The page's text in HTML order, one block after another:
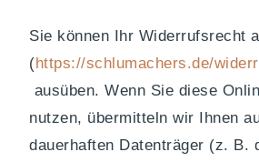
Sie können Ihr Widerrufsrecht
(https://schlumachers.de/
ausüben. Wenn Sie diese
nutzen, übermitteln wir Ihnen
dauerhaften Datenträger (z. B.